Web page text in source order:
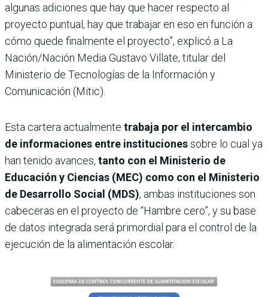
algunas adiciones que hay que hacer respecto al
proyecto puntual, hay que trabajar en eso en función a
cómo quede finalmente el proyecto”, explicó a La
Nación/Nación Media Gustavo Villate, titular del
Ministerio de Tecnologías de la Información y
Comunicación (Mitic).
Esta cartera actualmente trabaja por el intercambio
de informaciones entre institucionessobre lo cual ya
han tenido avances, tanto con el Ministerio de
Educación y Ciencias (MEC) como con el Ministerio
de Desarrollo Social (MDS), ambas instituciones son
cabeceras en el proyecto de “Hambre cero”, y su base
de datos integrada será primordial para el control de la
ejecución de la alimentación escolar.